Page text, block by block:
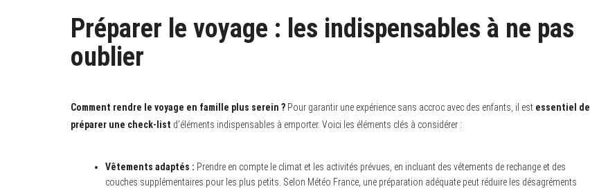
Préparer le voyage : les indispensables à ne pas
oublier
Comment rendre le voyage en famille plus serein ? Pour garantir une expérience sans accroc avec des enfants, il est essentiel de
préparer une check-list d’éléments indispensables à emporter. Voici les éléments clés à considérer :
Vêtements adaptés : Prendre en compte le climat et les activités prévues, en incluant des vêtements de rechange et des
couches supplémentaires pour les plus petits. Selon Météo France, une préparation adéquate peut réduire les désagréments